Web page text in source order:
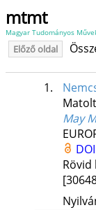
mtmt
Magyar Tudományos
Előző oldal
1.
May
DOI